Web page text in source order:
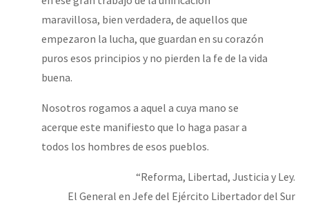
maravillosa, bien verdadera, de aquellos que
empezaron la lucha, que guardan en su corazón
puros esos principios y no pierden la fe de la vida
buena.
Nosotros rogamos a aquel a cuya mano se
acerque este manifiesto que lo haga pasar a
todos los hombres de esos pueblos.
“Reforma, Libertad, Justicia y Ley.
El General en Jefe del Ejército Libertador del Sur